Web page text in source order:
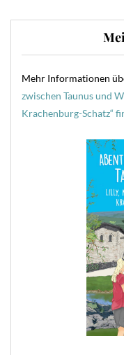
Mehr Informationen
zwischen Taunus und
Krachenburg-Schatz“